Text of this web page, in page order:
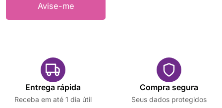
Avise-me
Entrega rápida
Receba em até 1 dia útil
Compra segura
Seus dados protegidos